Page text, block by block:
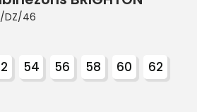
DZ/46
54 56 58 60 62